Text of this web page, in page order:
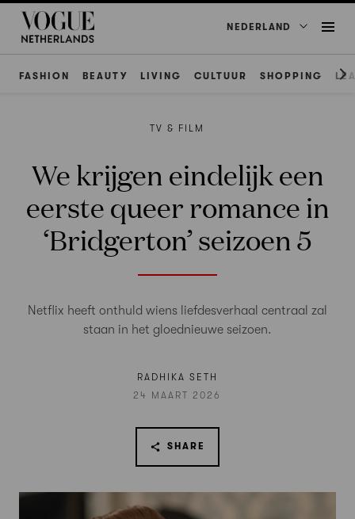
NEDERLAND
FASHION BEAUTY LIVING CULTUUR SHOPPING
TV & FILM
We krijgen eindelijk een
eerste queer romance in
‘Bridgerton’ seizoen 5
Netflix heeft onthuld wiens liefdesverhaal centraal zal
staan in het gloednieuwe seizoen.
RADHIKA SETH
24 MAART 2026
SHARE